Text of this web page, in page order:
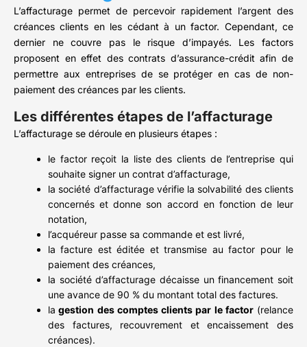
L’affacturage permet de percevoir rapidement l’argent des
créances clients en les cédant à un factor. Cependant, ce
dernier ne couvre pas le risque d’impayés. Les factors
proposent en effet des contrats d’assurance-crédit afin de
permettre aux entreprises de se protéger en cas de non-
paiement des créances par les clients.
Les différentes étapes de l’affacturage
L’affacturage se déroule en plusieurs étapes :
le factor reçoit la liste des clients de l’entreprise qui
souhaite signer un contrat d’affacturage,
la société d’affacturage vérifie la solvabilité des clients
concernés et donne son accord en fonction de leur
notation,
l’acquéreur passe sa commande et est livré,
la facture est éditée et transmise au factor pour le
paiement des créances,
la société d’affacturage décaisse un financement soit
une avance de 90 % du montant total des factures.
la gestion des comptes clients par le factor(relance
des factures, recouvrement et encaissement des
créances).